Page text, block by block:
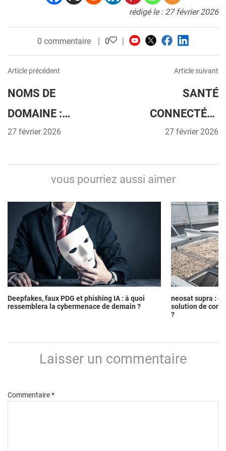
rédigé le : 27 février 2026
0 commentaire 0
Article précédent
NOMS DE
DOMAINE :
L’ESSENTIEL,
27 février 2026
Article suivant
SANTÉ
CONNECTÉE :
PLACE AUX
MÉDICAUX
GRÂCE AU
SATELLITE
27 février 2026
vous pourriez aussi aimer
Deepfakes, faux PDG et phishing IA : à quoi
ressemblera la cybermenace de demain ?
neosat supra :
solution de
?
Laisser un commentaire
Commentaire*